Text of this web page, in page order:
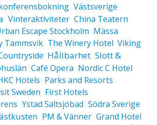
Västsverige
Vinteraktiviteter China Teatern
Escape Stockholm Mässa
Tammsvik The Winery Hotel Viking
Hållbarhet Slott &
Café Opera Nordic C Hotel
Hotels Parks and Resorts
Sweden First Hotels
Ystad Saltsjöbad Södra Sverige
PM & Vänner Grand Hotel